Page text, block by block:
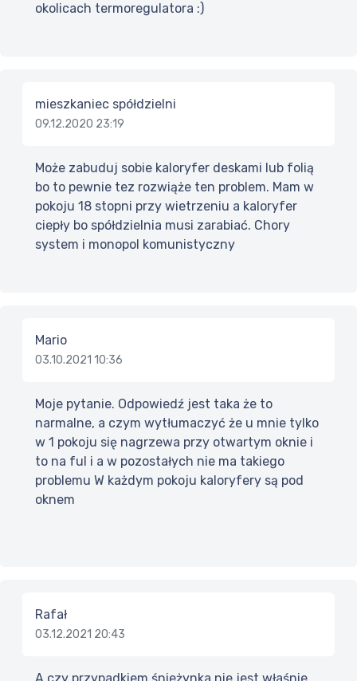
okolicach termoregulatora :)
mieszkaniec spółdzielni
09.12.2020 23:19
Może zabuduj sobie kaloryfer deskami lub folią
bo to pewnie tez rozwiąże ten problem. Mam w
pokoju 18 stopni przy wietrzeniu a kaloryfer
ciepły bo spółdzielnia musi zarabiać. Chory
system i monopol komunistyczny
Mario
03.10.2021 10:36
Moje pytanie. Odpowiedź jest taka że to
narmalne, a czym wytłumaczyć że u mnie tylko
w 1 pokoju się nagrzewa przy otwartym oknie i
to na ful i a w pozostałych nie ma takiego
problemu W każdym pokoju kaloryfery są pod
oknem
Rafał
03.12.2021 20:43